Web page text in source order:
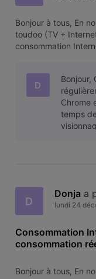
Bonjour à tous, En
toudoo (TV +
consommation
même lorsque je n'u
D
Bonjour,
Chrome
temps
D
Donja a
lundi 24
Consommation
consommation
Bonjour à tous, En